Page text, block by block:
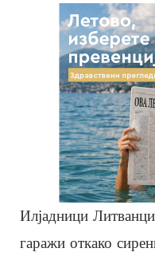
Илјадници
гаражи откако